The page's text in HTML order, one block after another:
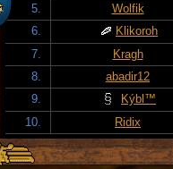
5.
Wolfik
6.
Klikoroh
7.
Kragh
8.
abadir12
9.
Kýbl™
10.
Ridix